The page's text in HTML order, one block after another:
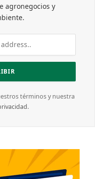
agronegocios y
términos y nuestra
.